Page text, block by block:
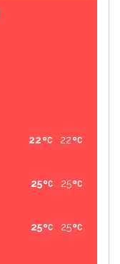
22
22
25
25
25
25